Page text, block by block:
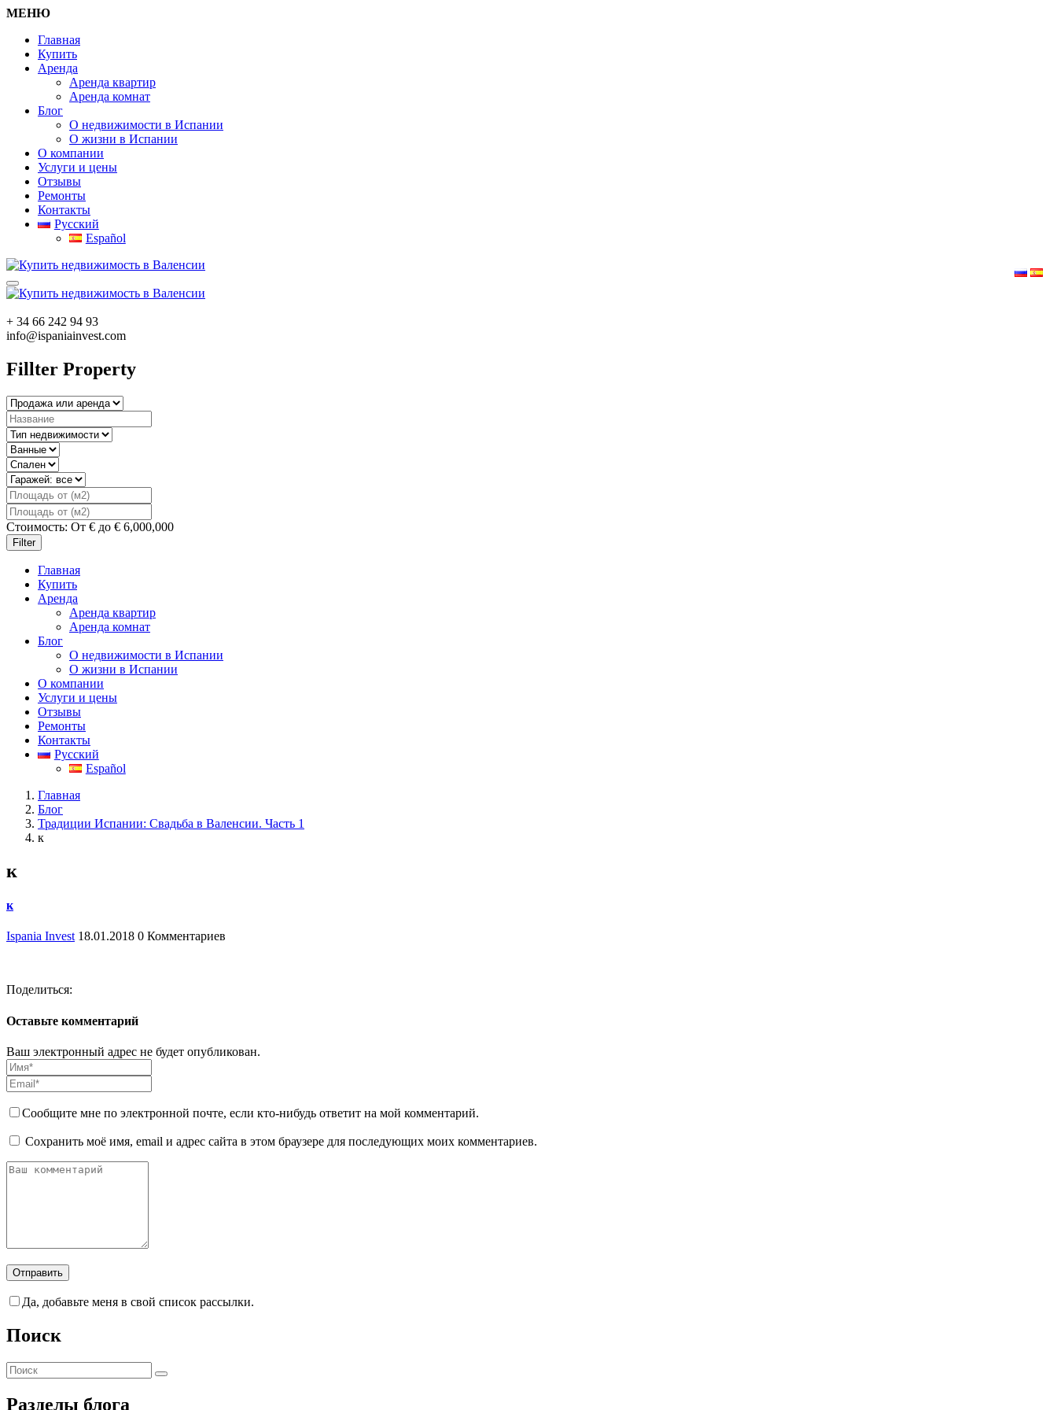
МЕНЮ
Главная
Купить
Аренда
Аренда квартир
Аренда комнат
Блог
О недвижимости в Испании
О жизни в Испании
О компании
Услуги и цены
Отзывы
Ремонты
Контакты
Русский
Español
+ 34 66 242 94 93
info@ispaniainvest.com
Fillter Property
Стоимость: От € до € 6,000,000
Filter
Главная
Купить
Аренда
Аренда квартир
Аренда комнат
Блог
О недвижимости в Испании
О жизни в Испании
О компании
Услуги и цены
Отзывы
Ремонты
Контакты
Русский
Español
Главная
Блог
Традиции Испании: Свадьба в Валенсии. Часть 1
к
к
к
Ispania Invest 18.01.2018 0 Комментариев
Поделиться:
Оставьте комментарий
Ваш электронный адрес не будет опубликован.
Сообщите мне по электронной почте, если кто-нибудь ответит на мой комментарий.
Сохранить моё имя, email и адрес сайта в этом браузере для последующих моих комментариев.
Да, добавьте меня в свой список рассылки.
Поиск
Разделы блога